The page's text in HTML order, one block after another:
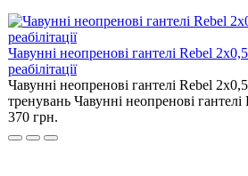
Чавунні неопренові гантелі Rebel
реабілітації
Чавунні неопренові гантелі Rebel
тренувань Чавунні неопренові гантелі
370 грн.